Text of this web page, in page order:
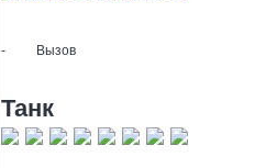
- Вызов
Танк